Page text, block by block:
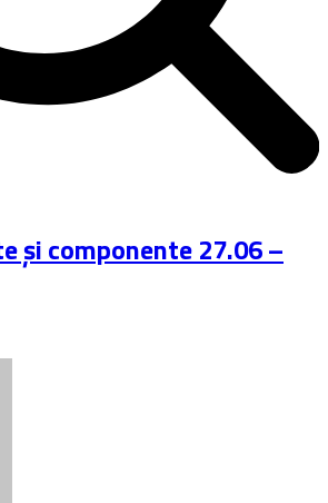
și componente 27.06 –